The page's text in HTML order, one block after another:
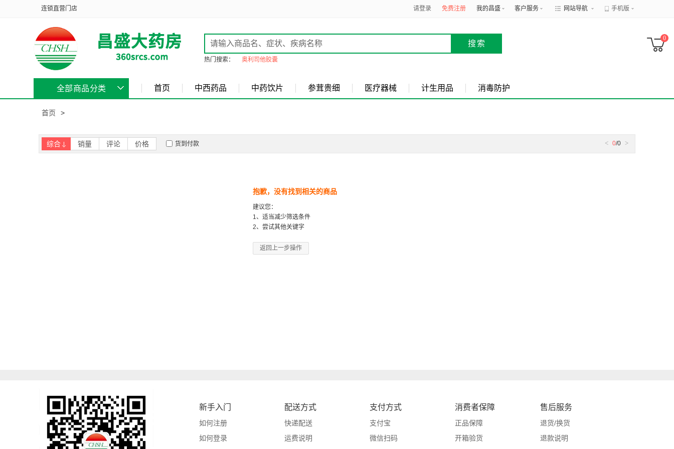
连锁直营门店 请登录 免费注册 我的昌盛 客户服务 网站导航 手机版
搜索
热门搜索： 奥利司他胶囊
0
全部商品分类 首页 中西药品 中药饮片 参茸贵细 医疗器械 计生用品 消毒防护
首页 >
综合 销量 评论 价格 货到付款 < 0/0 >
抱歉，没有找到相关的商品
建议您：
1、适当减少筛选条件
2、尝试其他关键字
返回上一步操作
新手入门
如何注册
如何登录
配送方式
快递配送
运费说明
支付方式
支付宝
微信扫码
消费者保障
正品保障
开箱验货
售后服务
退货/换货
退款说明